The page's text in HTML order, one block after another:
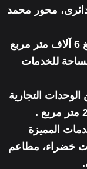
محور محمد
تم إنشاء المشروع على مساحة تبلغ 6 آلاف متر مربع
للخدمات
الوحدات التجارية
المميزة
خضراء، مطاعم